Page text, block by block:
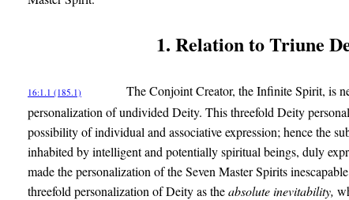
1. Relation to Triune
16:1.1 (185.1)
The Conjoint Creator, the Infinite Spirit, is
personalization of undivided Deity. This threefold Deity
possibility of individual and associative expression; hence the
inhabited by intelligent and potentially spiritual beings, duly
made the personalization of the Seven Master Spirits
threefold personalization of Deity as theabsolute inevitability,